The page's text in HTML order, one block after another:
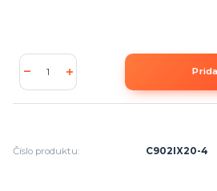
Číslo produktu: C902IX20-4